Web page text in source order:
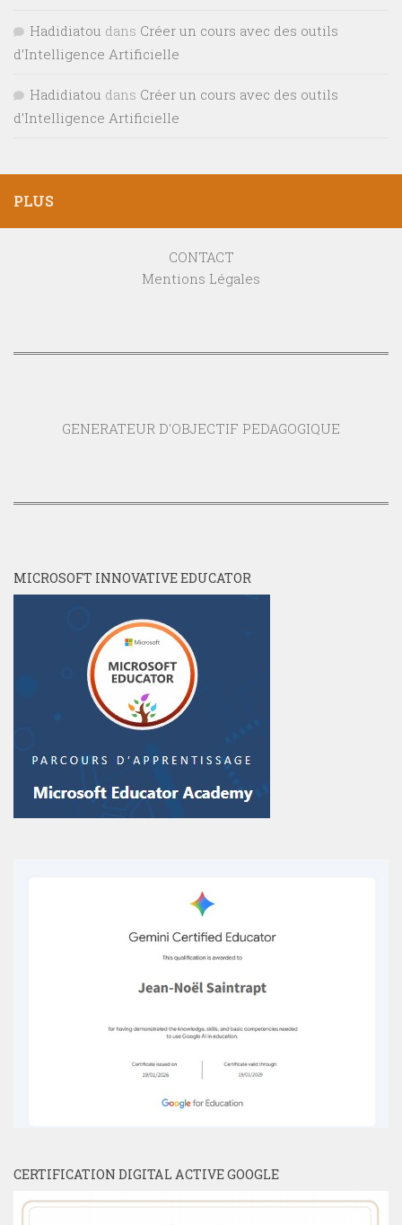
Hadidiatou dans Créer un cours avec des outils
d’Intelligence Artificielle
Hadidiatou dans Créer un cours avec des outils
d’Intelligence Artificielle
PLUS
CONTACT
Mentions Légales
GENERATEUR D'OBJECTIF PEDAGOGIQUE
MICROSOFT INNOVATIVE EDUCATOR
CERTIFICATION DIGITAL ACTIVE GOOGLE